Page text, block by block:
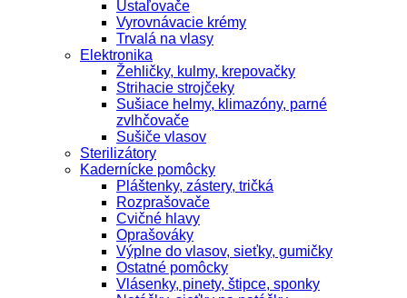
Ustaľovače
Vyrovnávacie krémy
Trvalá na vlasy
Elektronika
Žehličky, kulmy, krepovačky
Strihacie strojčeky
Sušiace helmy, klimazóny, parné
zvlhčovače
Sušiče vlasov
Sterilizátory
Kadernícke pomôcky
Pláštenky, zástery, tričká
Rozprašovače
Cvičné hlavy
Oprašováky
Výplne do vlasov, sieťky, gumičky
Ostatné pomôcky
Vlásenky, pinety, štipce, sponky